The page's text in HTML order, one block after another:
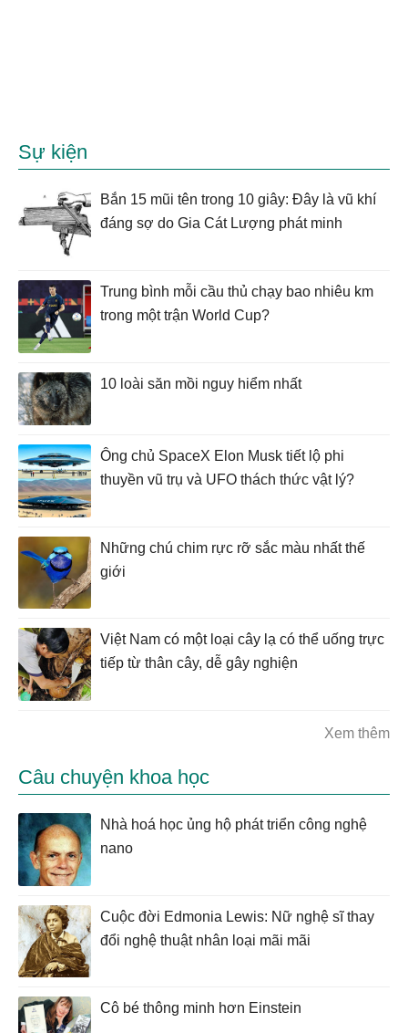
Sự kiện
Bắn 15 mũi tên trong 10 giây: Đây là vũ khí
đáng sợ do Gia Cát Lượng phát minh
Trung bình mỗi cầu thủ chạy bao nhiêu km
trong một trận World Cup?
10 loài săn mồi nguy hiểm nhất
Ông chủ SpaceX Elon Musk tiết lộ phi
thuyền vũ trụ và UFO thách thức vật lý?
Những chú chim rực rỡ sắc màu nhất thế
giới
Việt Nam có một loại cây lạ có thể uống trực
tiếp từ thân cây, dễ gây nghiện
Xem thêm
Câu chuyện khoa học
Nhà hoá học ủng hộ phát triển công nghệ
nano
Cuộc đời Edmonia Lewis: Nữ nghệ sĩ thay
đổi nghệ thuật nhân loại mãi mãi
Cô bé thông minh hơn Einstein